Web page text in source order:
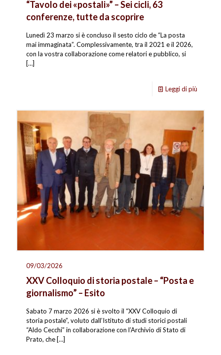
“Tavolo dei «postali»” – Sei cicli, 63
conferenze, tutte da scoprire
Lunedì 23 marzo si è concluso il sesto ciclo de “La posta
mai immaginata”. Complessivamente, tra il 2021 e il 2026,
con la vostra collaborazione come relatori e pubblico, si
[…]
Leggi di più
09/03/2026
XXV Colloquio di storia postale – “Posta e
giornalismo” – Esito
Sabato 7 marzo 2026 si è svolto il “XXV Colloquio di
storia postale”, voluto dall’Istituto di studi storici postali
“Aldo Cecchi” in collaborazione con l’Archivio di Stato di
Prato, che […]